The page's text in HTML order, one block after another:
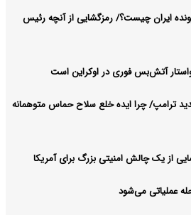
ایران چیست؟/ رمزگشایی از آنچه رئیس
آتش‌بس فوری در اوکراین است
ترامپ/ چرا ایده خلع سلاح حماس متوهمانه
از یک چالش امنیتی بزرگ برای آمریکا
عملیاتی می‌شود